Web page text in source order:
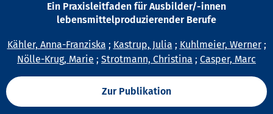
Ein Praxisleitfaden für Ausbilder/-innen
lebensmittelproduzierender Berufe
Kähler, Anna-Franziska ; Kastrup, Julia ; Kuhlmeier, Werner;
Nölle-Krug, Marie ; Strotmann, Christina ; Casper, Marc
Zur Publikation